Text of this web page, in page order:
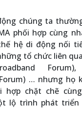
chúng ta
phối hợp cùng
hệ di động nối
tổ chức liên
… nhưng họ
hợp chặt chẽ
lộ trình phát triển